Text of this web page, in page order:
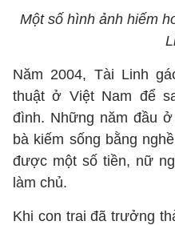
Một số hình ảnh hiếm
Năm 2004, Tài Linh
thuật ở Việt Nam để
đình. Những năm đầu
bà kiếm sống bằng
được một số tiền, nữ
làm chủ.
Khi con trai đã trưởng